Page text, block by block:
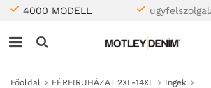
4000 MODELL
Főoldal FÉRFIRUHÁZAT 2XL-14XL
Ingek